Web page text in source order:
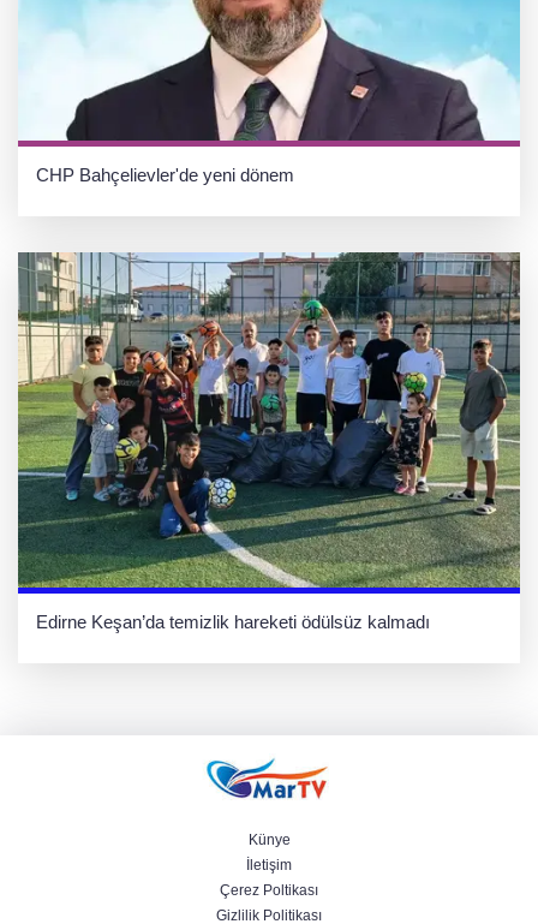
CHP Bahçelievler'de yeni dönem
Edirne Keşan’da temizlik hareketi ödülsüz kalmadı
Künye
İletişim
Çerez Poltikası
Gizlilik Politikası